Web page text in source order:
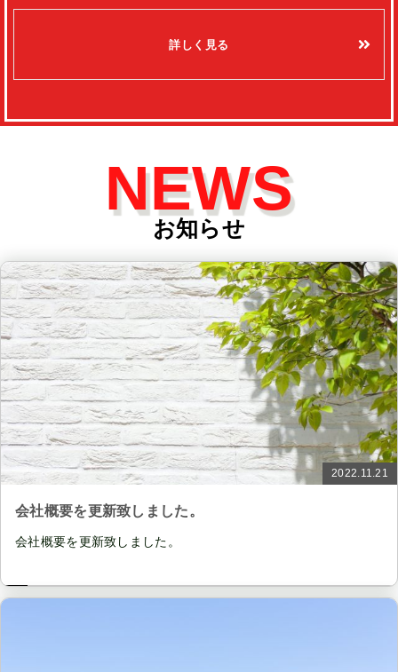
詳しく見る
NEWS
お知らせ
2022.11.21
会社概要を更新致しました。
会社概要を更新致しました。